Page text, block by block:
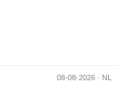
08-08-2026 · NL